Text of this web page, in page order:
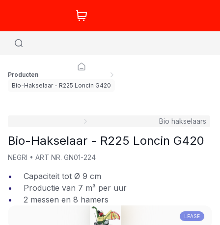
Producten
Bio-Hakselaar - R225 Loncin G420
LEASE
Bio hakselaars
Bio-Hakselaar - R225 Loncin G420
NEGRI • ART NR. GN01-224
Capaciteit tot Ø 9 cm
Productie van 7 m³ per uur
2 messen en 8 hamers